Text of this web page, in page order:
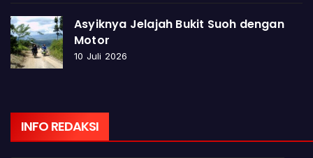
Asyiknya Jelajah Bukit Suoh dengan
Motor
10 Juli 2026
INFO REDAKSI